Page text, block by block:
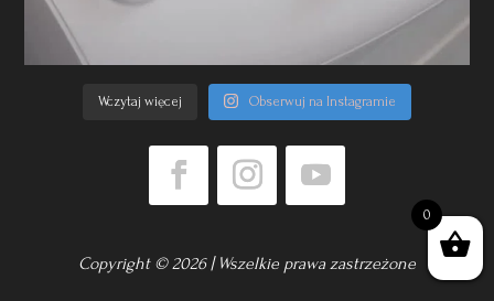
Wczytaj więcej Obserwuj na Instagramie
Copyright © 2026 | Wszelkie prawa zastrzeżone
0